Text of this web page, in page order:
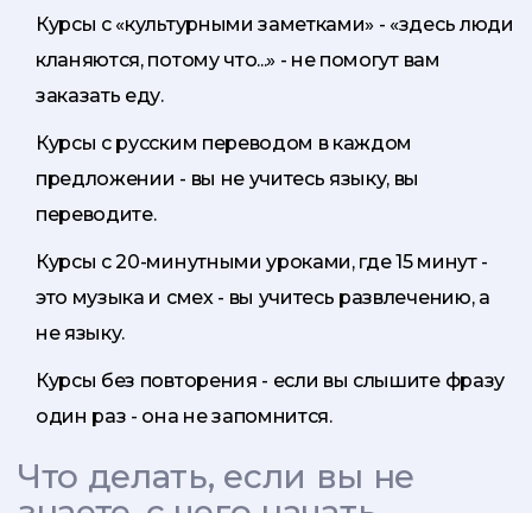
Курсы с «культурными заметками» - «здесь люди
кланяются, потому что...» - не помогут вам
заказать еду.
Курсы с русским переводом в каждом
предложении - вы не учитесь языку, вы
переводите.
Курсы с 20-минутными уроками, где 15 минут -
это музыка и смех - вы учитесь развлечению, а
не языку.
Курсы без повторения - если вы слышите фразу
один раз - она не запомнится.
Что делать, если вы не